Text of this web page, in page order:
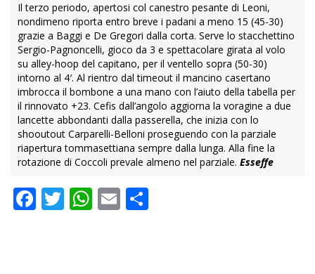
Il terzo periodo, apertosi col canestro pesante di Leoni,
nondimeno riporta entro breve i padani a meno 15 (45-30)
grazie a Baggi e De Gregori dalla corta. Serve lo stacchettino
Sergio-Pagnoncelli, gioco da 3 e spettacolare girata al volo
su alley-hoop del capitano, per il ventello sopra (50-30)
intorno al 4′. Al rientro dal timeout il mancino casertano
imbrocca il bombone a una mano con l’aiuto della tabella per
il rinnovato +23. Cefis dall’angolo aggiorna la voragine a due
lancette abbondanti dalla passerella, che inizia con lo
shooutout Carparelli-Belloni proseguendo con la parziale
riapertura tommasettiana sempre dalla lunga. Alla fine la
rotazione di Coccoli prevale almeno nel parziale. Esseffe
Facebook
Twitter
WhatsApp
Email